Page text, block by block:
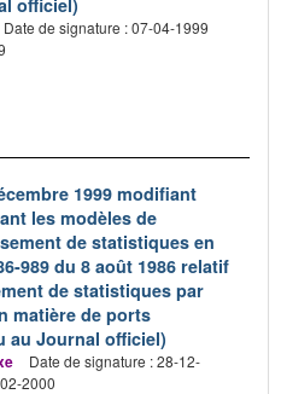
Date de signature : 07-04-1999
1999 modifiant
les modèles de
de statistiques en
989 du 8 août 1986 relatif
de statistiques par
matière de ports
au Journal officiel)
Date de signature : 28-12-
2000